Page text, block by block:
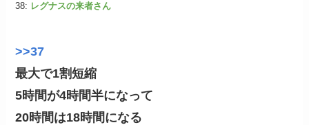
38: レグナスの来者さん
>>37
最大で1割短縮
5時間が4時間半になって
20時間は18時間になる